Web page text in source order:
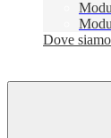
Dove siamo